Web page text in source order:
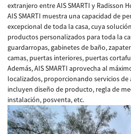
extranjero entre AIS SMARTI y Radisson
AIS SMARTI muestra una capacidad de
excepcional de toda la casa, cuya
productos personalizados para toda la
guardarropas, gabinetes de baño,
camas, puertas interiores, puertas
Además, AIS SMARTI aprovecha al
localizados, proporcionando servicios
incluyen diseño de producto, regla de
instalación, posventa, etc.